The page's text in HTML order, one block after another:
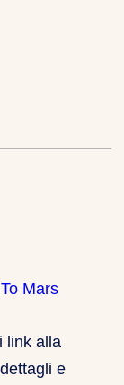
Mars
link alla
e